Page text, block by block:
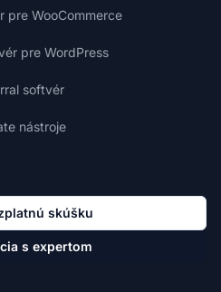
pre WooCommerce
pre WordPress
softvér
nástroje
skúšku
s expertom